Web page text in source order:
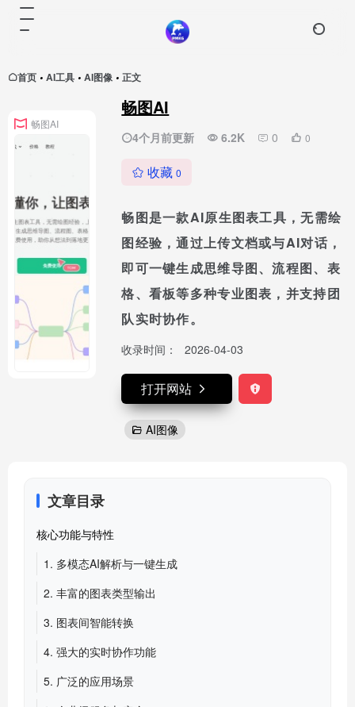
首页 • AI工具 • AI图像 • 正文
畅图AI
4个月前更新 6.2K 0 0
收藏0
畅图是一款AI原生图表工具，无需绘
图经验，通过上传文档或与AI对话，
即可一键生成思维导图、流程图、表
格、看板等多种专业图表，并支持团
队实时协作。
收录时间： 2026-04-03
打开网站
AI图像
畅图AI
文章目录
核心功能与特性
1. 多模态AI解析与一键生成
2. 丰富的图表类型输出
3. 图表间智能转换
4. 强大的实时协作功能
5. 广泛的应用场景